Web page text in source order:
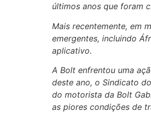
últimos anos que foram
Mais recentemente, em
emergentes, incluindo
aplicativo.
A Bolt enfrentou uma
deste ano, o Sindicato
do motorista da Bolt
as piores condições de